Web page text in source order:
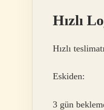
Hızlı
Hızlı
Eskiden:
3 gün